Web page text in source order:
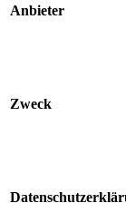
Anbieter
Zweck